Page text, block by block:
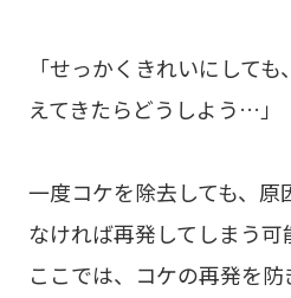
「せっかくきれいにして
えてきたらどうしよう…」
一度コケを除去しても、原
なければ再発してしまう可
ここでは、コケの再発を